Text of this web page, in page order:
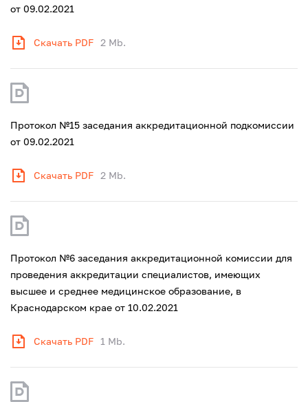
от 09.02.2021
Скачать PDF 2 Mb.
Протокол №15 заседания аккредитационной подкомиссии
от 09.02.2021
Скачать PDF 2 Mb.
Протокол №6 заседания аккредитационной комиссии для
проведения аккредитации специалистов, имеющих
высшее и среднее медицинское образование, в
Краснодарском крае от 10.02.2021
Скачать PDF 1 Mb.